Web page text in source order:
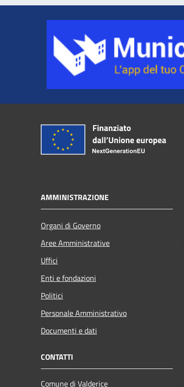
AMMINISTRAZIONE
Organi di Governo
Aree Amministrative
Uffici
Enti e fondazioni
Politici
Personale Amministrativo
Documenti e dati
CONTATTI
Comune di Valderice